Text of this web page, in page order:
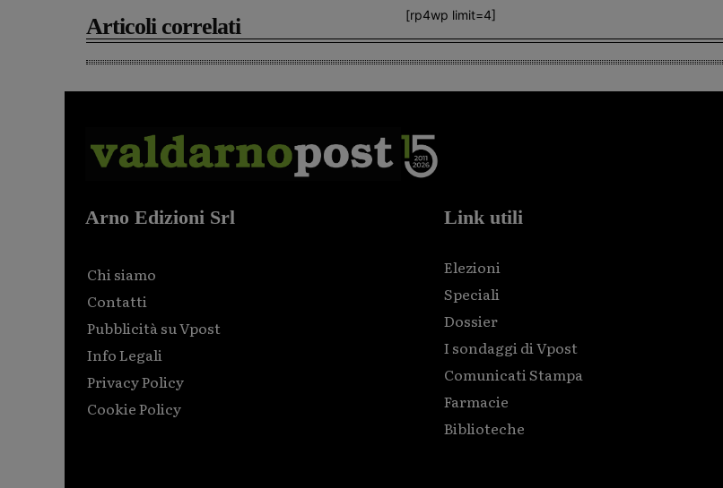
[rp4wp limit=4]
Articoli correlati
Arno Edizioni Srl
Chi siamo
Contatti
Pubblicità su Vpost
Info Legali
Privacy Policy
Cookie Policy
Link utili
Elezioni
Speciali
Dossier
I sondaggi di Vpost
Comunicati Stampa
Farmacie
Biblioteche